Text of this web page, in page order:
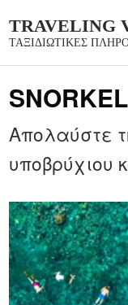
TRAVELING
ΤΑΞΙΔΙΩΤΙΚΈΣ
Απολαύστε
υποβρύχιου